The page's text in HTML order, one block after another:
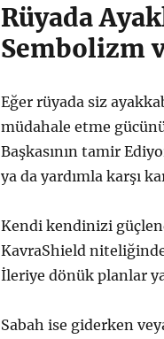
Rüyada
Sembolizm
Eğer rüyada siz
müdahale etme
Başkasının tamir
ya da yardımla karşı
Kendi kendinizi
KavraShield
İleriye dönük planlar
Sabah ise giderken